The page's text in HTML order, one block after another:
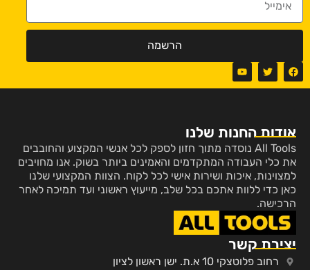
הרשמה
אודות החנות שלנו
All Tools נוסדה מתוך חזון לספק לכל אנשי המקצוע והחובבים
את כלי העבודה המתקדמים והאמינים ביותר בשוק. אנו מחויבים
למצוינות, איכות ושירות אישי לכל לקוח. הצוות המקצועי שלנו
כאן כדי ללוות אתכם בכל שלב, מייעוץ ראשוני ועד תמיכה לאחר
הרכישה.
יצירת קשר
רחוב פלוטצקי 10 א.ת. ישן ראשון לציון